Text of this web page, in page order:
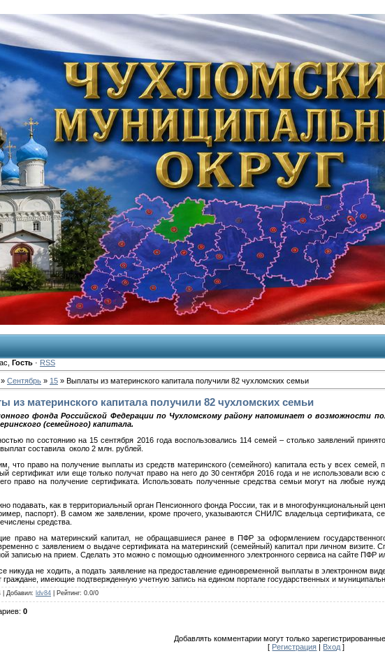
Гость· RSS
» Сентябрь » 15» Выплаты из материнского капитала получили 82 чухломских семьи
из материнского капитала получили 82 чухломских семьи
фонда Российской Федерации по Чухломскому району напоминает о возможности
(семейного) капитала.
по состоянию на 15 сентября 2016 года воспользовались 114 семей – столько заявлений
составила около 2 млн. рублей.
право на получение выплаты из средств материнского (семейного) капитала есть у всех семей,
сертификат или еще только получат право на него до 30 сентября 2016 года и не использовали
право на получение сертификата. Использовать полученные средства семьи могут на любые
подавать, как в территориальный орган Пенсионного фонда России, так и в многофункциональный
паспорт). В самом же заявлении, кроме прочего, указываются СНИЛС владельца сертификата,
средства.
право на материнский капитал, не обращавшиеся ранее в ПФР за оформлением
с заявлением о выдаче сертификата на материнский (семейный) капитал при личном визите.
записью на прием. Сделать это можно с помощью одноименного электронного сервиса на сайте ПФР
никуда не ходить, а подать заявление на предоставление единовременной выплаты в электронном
граждане, имеющие подтвержденную учетную запись на едином портале государственных и
| Добавил: ldv84| Рейтинг: 0.0/0
: 0
Добавлять комментарии могут только
[ Регистрация Вход ]